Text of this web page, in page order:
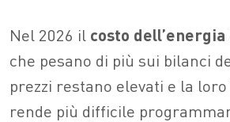
Nel 2026 il costo dell’energia
che pesano di più sui bilanci
prezzi restano elevati e la
rende più difficile